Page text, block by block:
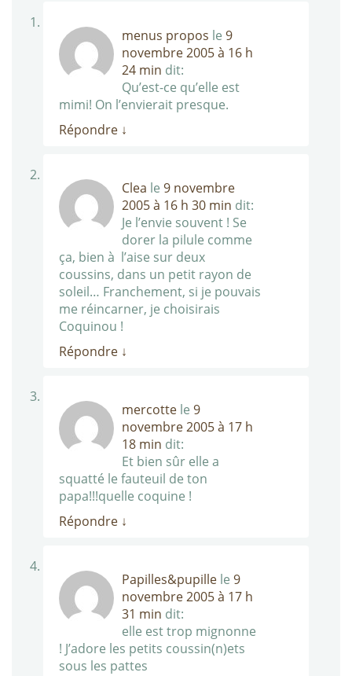
menus propos le 9
novembre 2005 à 16 h
24 min dit:
Qu’est-ce qu’elle est
mimi! On l’envierait presque.
Répondre ↓
Clea le 9 novembre
2005 à 16 h 30 min dit:
Je l’envie souvent ! Se
dorer la pilule comme
ça, bien à l’aise sur deux
coussins, dans un petit rayon de
soleil… Franchement, si je pouvais
me réincarner, je choisirais
Coquinou !
Répondre ↓
mercotte le 9
novembre 2005 à 17 h
18 min dit:
Et bien sûr elle a
squatté le fauteuil de ton
papa!!!quelle coquine !
Répondre ↓
Papilles&pupille le 9
novembre 2005 à 17 h
31 min dit:
elle est trop mignonne
! J’adore les petits coussin(n)ets
sous les pattes